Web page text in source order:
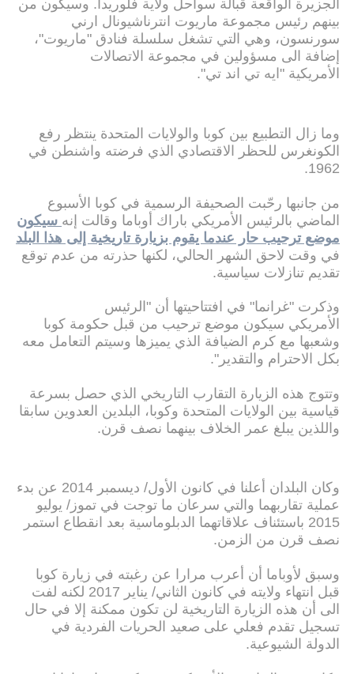
الجزيرة الواقعة قبالة سواحل ولاية فلوريدا. وسيكون من
بينهم رئيس مجموعة ماريوت انترناشيونال ارني
سورنسون، وهي التي تشغل سلسلة فنادق "ماريوت"،
إضافة الى مسؤولين في مجموعة الاتصالات
الأمريكية "ايه تي اند تي".
وما زال التطبيع بين كوبا والولايات المتحدة ينتظر رفع
الكونغرس للحظر الاقتصادي الذي فرضته واشنطن في
1962.
من جانبها رحّبت الصحيفة الرسمية في كوبا الأسبوع
الماضي بالرئيس الأمريكي باراك أوباما وقالت إنه سيكون
موضع ترحيب حار عندما يقوم بزيارة تاريخية إلى هذا البلد
في وقت لاحق الشهر الحالي، لكنها حذرته من عدم توقع
تقديم تنازلات سياسية.
وذكرت "غرانما" في افتتاحيتها أن "الرئيس
الأمريكي سيكون موضع ترحيب من قبل حكومة كوبا
وشعبها مع كرم الضيافة الذي يميزها وسيتم التعامل معه
بكل الاحترام والتقدير".
وتتوج هذه الزيارة التقارب التاريخي الذي حصل بسرعة
قياسية بين الولايات المتحدة وكوبا، البلدين العدوين سابقا
واللذين يبلغ عمر الخلاف بينهما نصف قرن.
وكان البلدان أعلنا في كانون الأول/ ديسمبر 2014 عن بدء
عملية تقاربهما والتي سرعان ما توجت في تموز/ يوليو
2015 باستئناف علاقاتهما الدبلوماسية بعد انقطاع استمر
نصف قرن من الزمن.
وسبق لأوباما أن أعرب مرارا عن رغبته في زيارة كوبا
قبل انتهاء ولايته في كانون الثاني/ يناير 2017 لكنه لفت
الى أن هذه الزيارة التاريخية لن تكون ممكنة إلا في حال
تسجيل تقدم فعلي على صعيد الحريات الفردية في
الدولة الشيوعية.